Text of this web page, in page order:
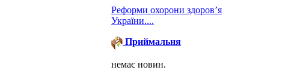
Реформи охорони здоров’я
України....
Приймальня
немає новин.